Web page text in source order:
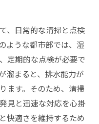
、日常的な清掃と点検
ような都市部では、湿
定期的な点検が必要で
溜まると、排水能力が
ます。そのため、清掃
見と迅速な対応を心掛
快適さを維持するため